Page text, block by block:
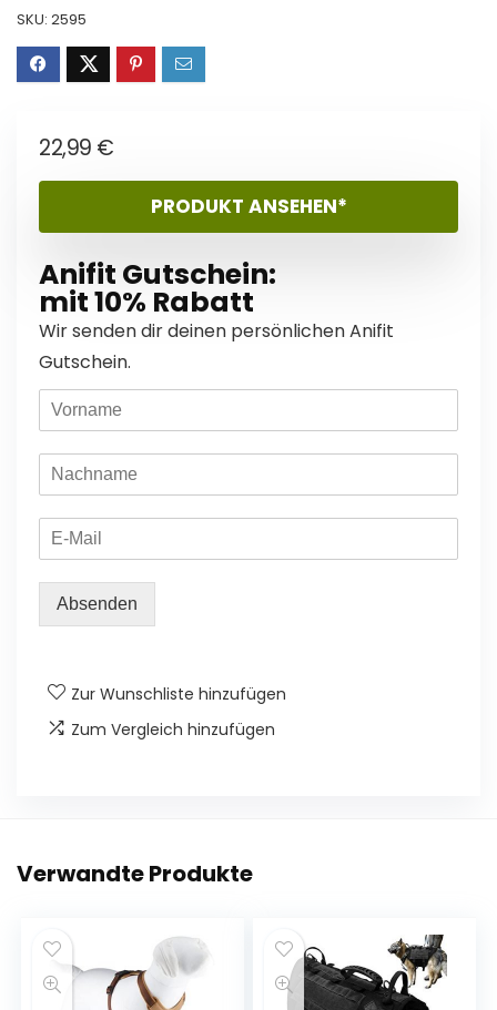
SKU: 2595
22,99 €
PRODUKT ANSEHEN*
Anifit Gutschein:
mit 10% Rabatt
Wir senden dir deinen persönlichen Anifit
Gutschein.
Absenden
Zur Wunschliste hinzufügen
Zum Vergleich hinzufügen
Verwandte Produkte